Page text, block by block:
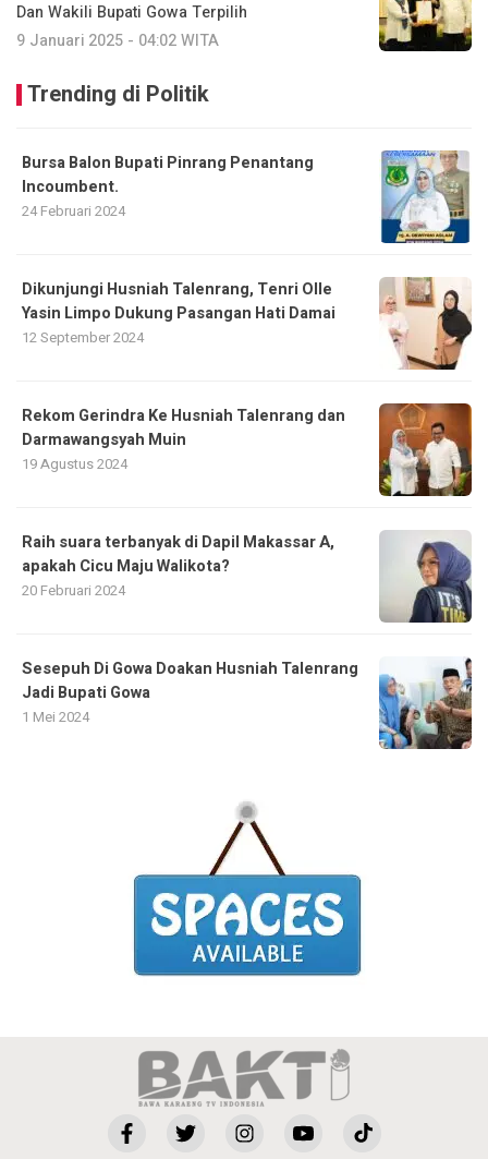
Dan Wakili Bupati Gowa Terpilih
9 Januari 2025 - 04:02 WITA
Trending di Politik
Bursa Balon Bupati Pinrang Penantang
Incoumbent.
24 Februari 2024
Dikunjungi Husniah Talenrang, Tenri Olle
Yasin Limpo Dukung Pasangan Hati Damai
12 September 2024
Rekom Gerindra Ke Husniah Talenrang dan
Darmawangsyah Muin
19 Agustus 2024
Raih suara terbanyak di Dapil Makassar A,
apakah Cicu Maju Walikota?
20 Februari 2024
Sesepuh Di Gowa Doakan Husniah Talenrang
Jadi Bupati Gowa
1 Mei 2024